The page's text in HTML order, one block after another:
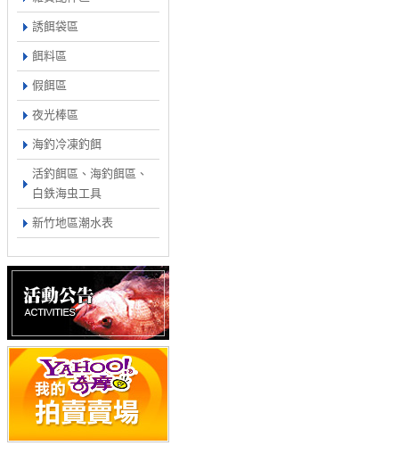
誘餌袋區
餌料區
假餌區
夜光棒區
海釣冷凍釣餌
活釣餌區、海釣餌區、
白鉄海虫工具
新竹地區潮水表